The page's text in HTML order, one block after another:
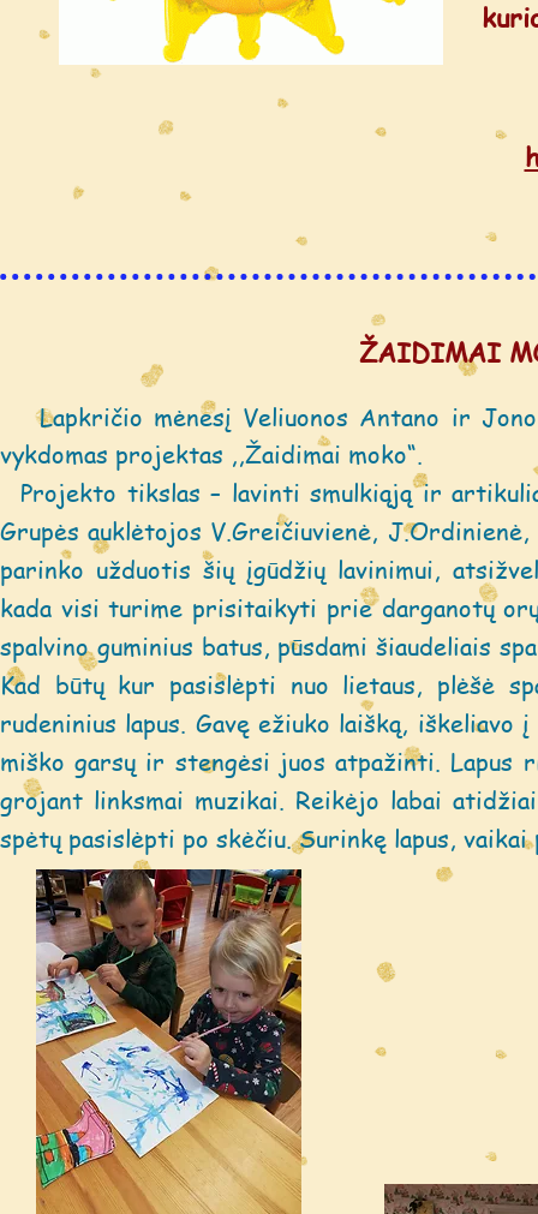
ŽAIDIMAI
Lapkričio mėnesį Veliuonos Antano ir
vykdomas projektas ,,Žaidimai moko“.
Projekto tikslas – lavinti smulkiąją ir
Grupės auklėtojos V.Greičiuvienė, J.Ordinienė,
parinko užduotis šių įgūdžių lavinimui,
kada visi turime prisitaikyti prie darganotų
spalvino guminius batus, pūsdami šiaudeliais
Kad būtų kur pasislėpti nuo lietaus, plėšė
rudeninius lapus. Gavę ežiuko laišką,
miško garsų ir stengėsi juos atpažinti. Lapus
grojant linksmai muzikai. Reikėjo labai
spėtų pasislėpti po skėčiu. Surinkę lapus,